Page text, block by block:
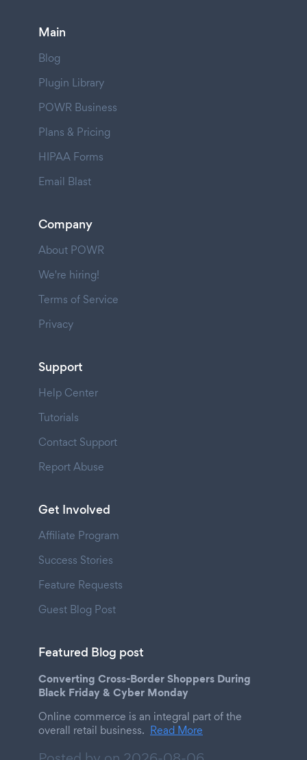
Main
Blog
Plugin Library
POWR Business
Plans & Pricing
HIPAA Forms
Email Blast
Company
About POWR
We're hiring!
Terms of Service
Privacy
Support
Help Center
Tutorials
Contact Support
Report Abuse
Get Involved
Affiliate Program
Success Stories
Feature Requests
Guest Blog Post
Featured Blog post
Converting Cross-Border Shoppers During
Black Friday & Cyber Monday
Online commerce is an integral part of the
overall retail business. Read More